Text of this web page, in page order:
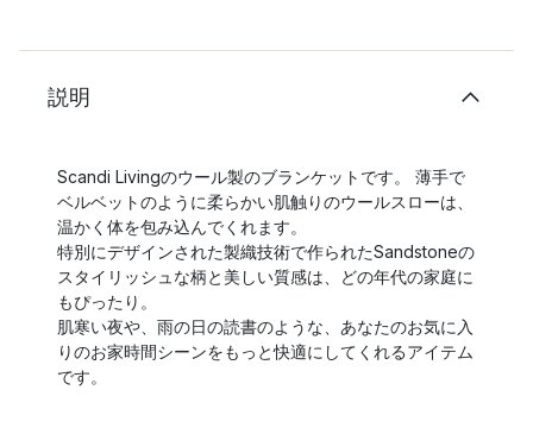
説明
Scandi Livingのウール製のブランケットです。 薄手で
ベルベットのように柔らかい肌触りのウールスローは、
温かく体を包み込んでくれます。
特別にデザインされた製織技術で作られたSandstoneの
スタイリッシュな柄と美しい質感は、どの年代の家庭に
もぴったり。
肌寒い夜や、雨の日の読書のような、あなたのお気に入
りのお家時間シーンをもっと快適にしてくれるアイテム
です。